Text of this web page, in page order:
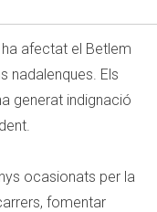
afectat el Betlem
nadalenques. Els
generat indignació
ocasionats per la
fomentar